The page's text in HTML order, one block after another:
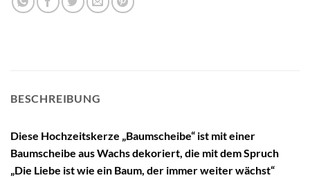
BESCHREIBUNG
Diese Hochzeitskerze „Baumscheibe“ ist mit einer
Baumscheibe aus Wachs dekoriert, die mit dem Spruch
„Die Liebe ist wie ein Baum, der immer weiter wächst“